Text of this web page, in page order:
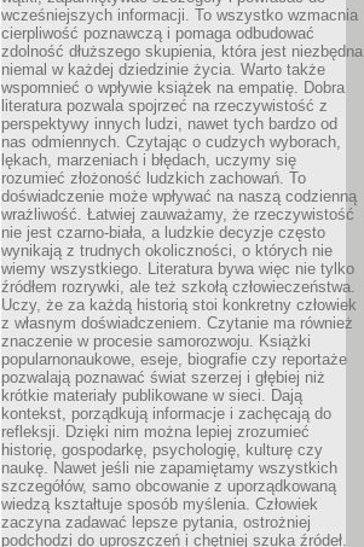
wcześniejszych informacji. To wszystko wzmacnia
cierpliwość poznawczą i pomaga odbudować
zdolność dłuższego skupienia, która jest niezbędna
niemal w każdej dziedzinie życia. Warto także
wspomnieć o wpływie książek na empatię. Dobra
literatura pozwala spojrzeć na rzeczywistość z
perspektywy innych ludzi, nawet tych bardzo od
nas odmiennych. Czytając o cudzych wyborach,
lękach, marzeniach i błędach, uczymy się
rozumieć złożoność ludzkich zachowań. To
doświadczenie może wpływać na naszą codzienną
wrażliwość. Łatwiej zauważamy, że rzeczywistość
nie jest czarno-biała, a ludzkie decyzje często
wynikają z trudnych okoliczności, o których nie
wiemy wszystkiego. Literatura bywa więc nie tylko
źródłem rozrywki, ale też szkołą człowieczeństwa.
Uczy, że za każdą historią stoi konkretny człowiek
z własnym doświadczeniem. Czytanie ma również
znaczenie w procesie samorozwoju. Książki
popularnonaukowe, eseje, biografie czy reportaże
pozwalają poznawać świat szerzej i głębiej niż
krótkie materiały publikowane w sieci. Dają
kontekst, porządkują informacje i zachęcają do
refleksji. Dzięki nim można lepiej zrozumieć
historię, gospodarkę, psychologię, kulturę czy
naukę. Nawet jeśli nie zapamiętamy wszystkich
szczegółów, samo obcowanie z uporządkowaną
wiedzą kształtuje sposób myślenia. Człowiek
zaczyna zadawać lepsze pytania, ostrożniej
podchodzi do uproszczeń i chętniej szuka źródeł.